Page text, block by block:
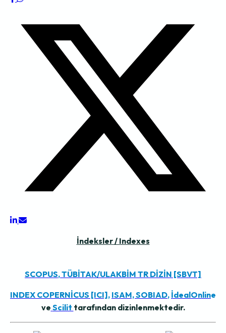
İndeksler / Indexes
SCOPUS,TÜBİTAK/ULAKBİM TR DİZİN [SBVT]
INDEX COPERNİCUS [ICI], ISAM,SOBIAD, İdealOnline
ve Scilit tarafından dizinlenmektedir.